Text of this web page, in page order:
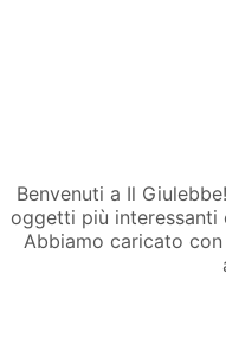
Benvenuti a Il
oggetti più interessanti
Abbiamo caricato con